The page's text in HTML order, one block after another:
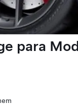
para